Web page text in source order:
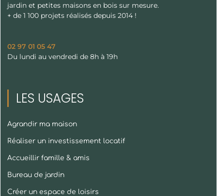
jardin et petites maisons en bois sur mesure.
+ de 1 100 projets réalisés depuis 2014 !
02 97 01 05 47
Du lundi au vendredi de 8h à 19h
LES USAGES
Agrandir ma maison
Réaliser un investissement locatif
Accueillir famille & amis
Bureau de jardin
Créer un espace de loisirs